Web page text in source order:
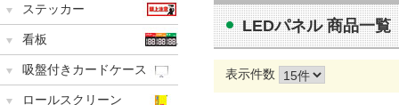
LEDパネル 商品一覧
表示件数
ステッカー
看板
吸盤付きカードケース
ロールスクリーン